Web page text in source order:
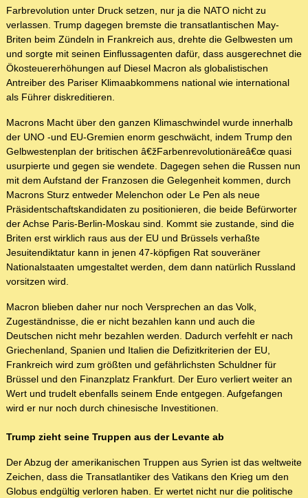
Farbrevolution unter Druck setzen, nur ja die NATO nicht zu
verlassen. Trump dagegen bremste die transatlantischen May-
Briten beim Zündeln in Frankreich aus, drehte die Gelbwesten um
und sorgte mit seinen Einflussagenten dafür, dass ausgerechnet die
Ökosteuererhöhungen auf Diesel Macron als globalistischen
Antreiber des Pariser Klimaabkommens national wie international
als Führer diskreditieren.
Macrons Macht über den ganzen Klimaschwindel wurde innerhalb
der UNO -und EU-Gremien enorm geschwächt, indem Trump den
Gelbwestenplan der britischen â€žFarbenrevolutionäreâ€œ quasi
usurpierte und gegen sie wendete. Dagegen sehen die Russen nun
mit dem Aufstand der Franzosen die Gelegenheit kommen, durch
Macrons Sturz entweder Melenchon oder Le Pen als neue
Präsidentschaftskandidaten zu positionieren, die beide Befürworter
der Achse Paris-Berlin-Moskau sind. Kommt sie zustande, sind die
Briten erst wirklich raus aus der EU und Brüssels verhaßte
Jesuitendiktatur kann in jenen 47-köpfigen Rat souveräner
Nationalstaaten umgestaltet werden, dem dann natürlich Russland
vorsitzen wird.
Macron blieben daher nur noch Versprechen an das Volk,
Zugeständnisse, die er nicht bezahlen kann und auch die
Deutschen nicht mehr bezahlen werden. Dadurch verfehlt er nach
Griechenland, Spanien und Italien die Defizitkriterien der EU,
Frankreich wird zum größten und gefährlichsten Schuldner für
Brüssel und den Finanzplatz Frankfurt. Der Euro verliert weiter an
Wert und trudelt ebenfalls seinem Ende entgegen. Aufgefangen
wird er nur noch durch chinesische Investitionen.
Trump zieht seine Truppen aus der Levante ab
Der Abzug der amerikanischen Truppen aus Syrien ist das weltweite
Zeichen, dass die Transatlantiker des Vatikans den Krieg um den
Globus endgültig verloren haben. Er wertet nicht nur die politische